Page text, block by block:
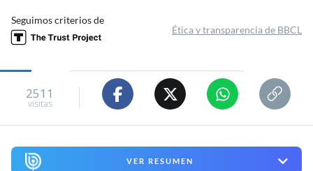
Seguimos criterios de
Ética y transparencia de BBCL
2511
visitas
VER RESUMEN